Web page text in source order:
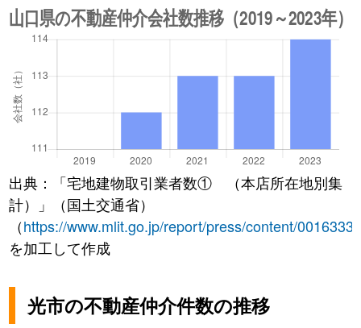
出典：「宅地建物取引業者数① （本店所在地別集
計）」（国土交通省）
（https://www.mlit.go.jp/report/press/content/
を加工して作成
光市の不動産仲介件数の推移